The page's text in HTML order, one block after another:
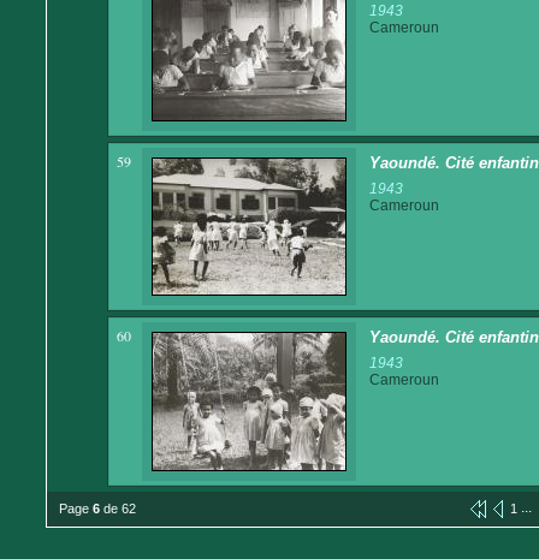
1943
Cameroun
59 Yaoundé. Cité
1943
Cameroun
60 Yaoundé. Cité
1943
Cameroun
Page 6 de 62 1 ...